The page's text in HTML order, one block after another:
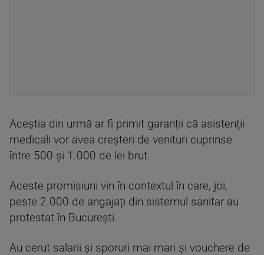
Aceștia din urmă ar fi primit garanții că asistenții
medicali vor avea creșteri de venituri cuprinse
între 500 și 1.000 de lei brut.
Aceste promisiuni vin în contextul în care, joi,
peste 2.000 de angajați din sistemul sanitar au
protestat în București.
Au cerut salarii și sporuri mai mari și vouchere de